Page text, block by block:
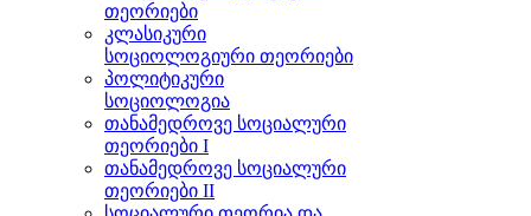
თეორიები
კლასიკური
სოციოლოგიური თეორიები
პოლიტიკური
სოციოლოგია
თანამედროვე სოციალური
თეორიები I
თანამედროვე სოციალური
თეორიები II